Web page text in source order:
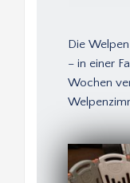
Die
– in einer
Wochen